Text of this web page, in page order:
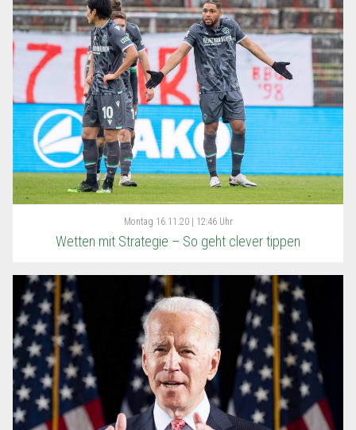
Montag 16.11.20 | 12:46 Uhr
Wetten mit Strategie – So geht clever tippen